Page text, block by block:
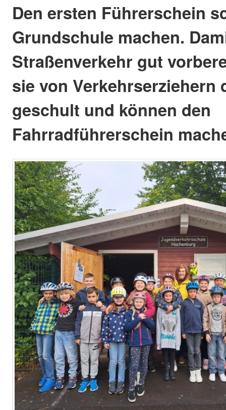
Den ersten Führerschein
Grundschule machen.
Straßenverkehr gut
sie von Verkehrserziehern
geschult und können den
Fahrradführerschein